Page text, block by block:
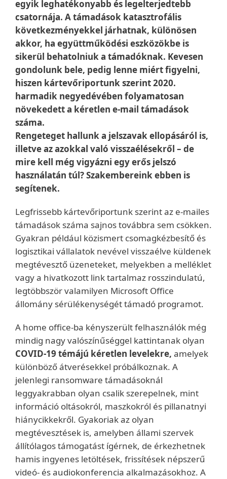
egyik leghatékonyabb és legelterjedtebb
csatornája. A támadások katasztrofális
következményekkel járhatnak, különösen
akkor, ha együttműködési eszközökbe is
sikerül behatolniuk a támadóknak. Kevesen
gondolunk bele, pedig lenne miért figyelni,
hiszen kártevőriportunk szerint 2020.
harmadik negyedévében folyamatosan
növekedett a kéretlen e-mail támadások
száma.
Rengeteget hallunk a jelszavak ellopásáról is,
illetve az azokkal való visszaélésekről – de
mire kell még vigyázni egy erős jelszó
használatán túl? Szakembereink ebben is
segítenek.
Legfrissebb kártevőriportunk szerint az e-mailes
támadások száma sajnos továbbra sem csökken.
Gyakran például közismert csomagkézbesítő és
logisztikai vállalatok nevével visszaélve küldenek
megtévesztő üzeneteket, melyekben a melléklet
vagy a hivatkozott link tartalmaz rosszindulatú,
legtöbbször valamilyen Microsoft Office
állomány sérülékenységét támadó programot.
A home office-ba kényszerült felhasználók még
mindig nagy valószínűséggel kattintanak olyan
COVID-19 témájú kéretlen levelekre, amelyek
különböző átverésekkel próbálkoznak. A
jelenlegi ransomware támadásoknál
leggyakrabban olyan csalik szerepelnek, mint
információ oltásokról, maszkokról és pillanatnyi
hiánycikkekről. Gyakoriak az olyan
megtévesztések is, amelyben állami szervek
állítólagos támogatást ígérnek, de érkezhetnek
hamis ingyenes letöltések, frissítések népszerű
videó- és audiokonferencia alkalmazásokhoz. A